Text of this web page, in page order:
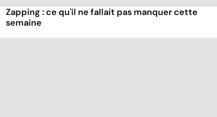
Zapping : ce qu'il ne fallait pas manquer cette
semaine